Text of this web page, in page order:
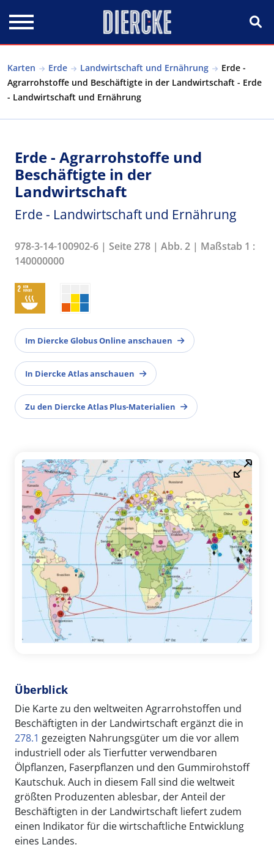
Karten Erde Landwirtschaft und Ernährung
Erde -
Agrarrohstoffe und Beschäftigte in der Landwirtschaft - Erde
- Landwirtschaft und Ernährung
Erde - Agrarrohstoffe und
Beschäftigte in der
Landwirtschaft
Erde - Landwirtschaft und Ernährung
978-3-14-100902-6 | Seite 278 | Abb. 2 | Maßstab 1 :
140000000
Im Diercke Globus Online anschauen
In Diercke Atlas anschauen
Zu den Diercke Atlas Plus-Materialien
Überblick
Die Karte zu den weltweiten Agrarrohstoffen und
Beschäftigten in der Landwirtschaft ergänzt die in
278.1 gezeigten Nahrungsgüter um die vor allem
industriell oder als Tierfutter verwendbaren
Ölpflanzen, Faserpflanzen und den Gummirohstoff
Kautschuk. Auch in diesem Fall sind die weltweit
größten Produzenten ablesbar, der Anteil der
Beschäftigten in der Landwirtschaft liefert zudem
einen Indikator für die wirtschaftliche Entwicklung
eines Landes.